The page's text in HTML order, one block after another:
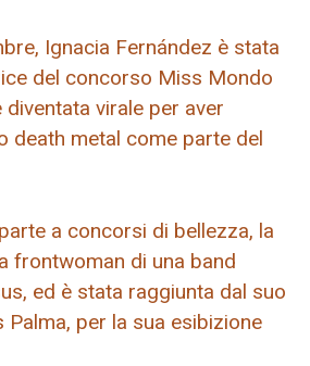
Ignacia Fernández è stata
del concorso Miss Mondo
virale per aver
death metal come parte del
a concorsi di bellezza, la
frontwoman di una band
ed è stata raggiunta dal suo
Palma, per la sua esibizione